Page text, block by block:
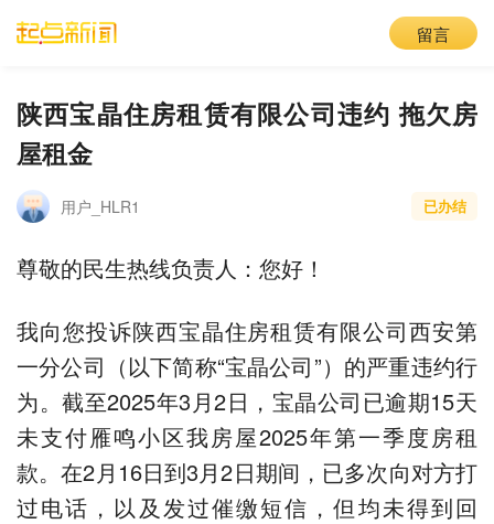
留言
陕西宝晶住房租赁有限公司违约 拖欠房
屋租金
用户_HLR1 已办结
尊敬的民生热线负责人：您好！
我向您投诉陕西宝晶住房租赁有限公司西安第
一分公司（以下简称“宝晶公司”）的严重违约行
为。截至2025年3月2日，宝晶公司已逾期15天
未支付雁鸣小区我房屋2025年第一季度房租
款。在2月16日到3月2日期间，已多次向对方打
过电话，以及发过催缴短信，但均未得到回